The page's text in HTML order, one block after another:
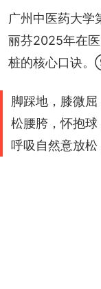
广州中医药大学
丽芬2025年在
桩的核心口诀
脚踩地，膝微屈
松腰胯，怀抱球
呼吸自然意放松